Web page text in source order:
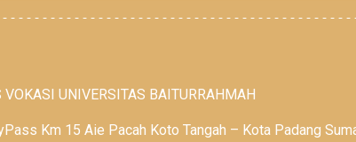
VOKASI UNIVERSITAS BAITURRAHMAH
Km 15 Aie Pacah Koto Tangah – Kota Padang